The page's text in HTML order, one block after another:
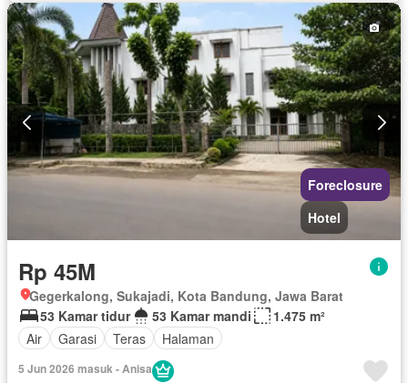
Lemari pakaian bawaan
Pemandangan panorama
Taman
Televisi Garasi Berperabot lengkap
Foreclosure
Hotel
Rp 45M
Gegerkalong, Sukajadi, Kota Bandung, Jawa Barat
53 Kamar tidur
53 Kamar mandi
1.475 m²
Air
Garasi Teras Halaman
5 Jun 2026 masuk - Anisa